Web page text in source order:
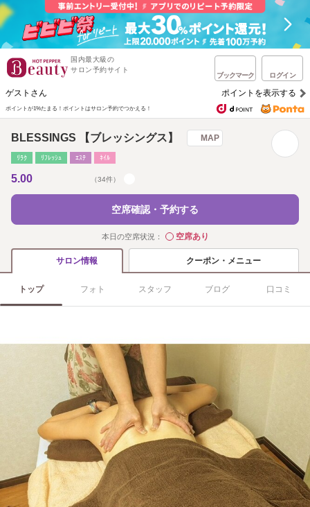
国内最大級の
サロン予約サイト
ブックマーク ログイン
ゲストさん ポイントを表示する
ポイントが1%たまる！ ポイントはサロン予約でつかえる！
BLESSINGS 【ブレッシングス】 MAP
ﾘﾗｸ ﾘﾌﾚｯｼｭ ｴｽﾃ ﾈｲﾙ
5.00 （34件）
空席確認・予約する
本日の空席状況： ◯空席あり
サロン情報 クーポン・メニュー
トップ フォト スタッフ ブログ 口コミ